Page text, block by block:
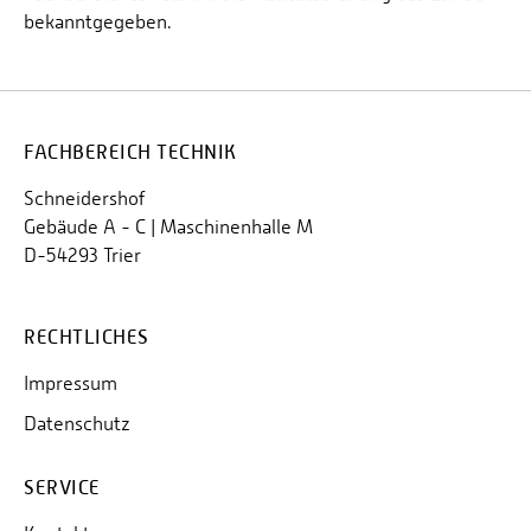
bekanntgegeben.
FACHBEREICH TECHNIK
Schneidershof
Gebäude A - C | Maschinenhalle M
D-54293 Trier
RECHTLICHES
Impressum
Datenschutz
SERVICE